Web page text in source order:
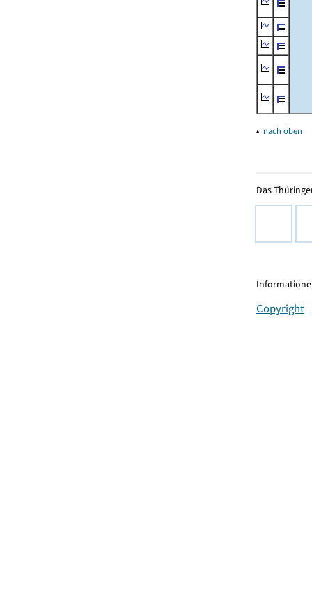
▴ nach oben
Das
Copyright